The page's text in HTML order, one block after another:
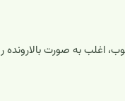
اغلب به صورت بالا‌رونده